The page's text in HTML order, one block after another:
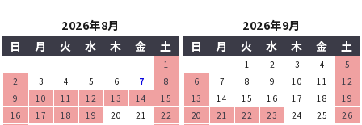
2026年8月
日
月 火 水 木 金 土
1
2
3 4 5 6 7
8
9
10 11 12 13 14
15
16
17 18 19 20 21
22
2026年9月
日
月 火 水 木 金 土
1 2 3 4
5
6
7 8 9 10 11
12
13
14 15 16 17 18
19
20
21 22 23 24 25
26